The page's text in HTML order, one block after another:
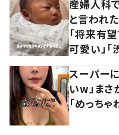
産婦人科
と言われ
「将来有
可愛い」「
スーパー
いw」まさ
「めっち